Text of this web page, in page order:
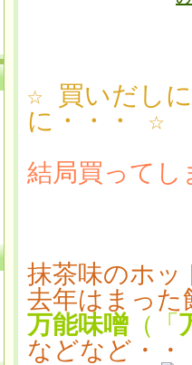
☆ 買いだし
に・・・ ☆
結局買ってし
抹茶味のホッ
去年はまった
万能味噌 （「
などなど・・